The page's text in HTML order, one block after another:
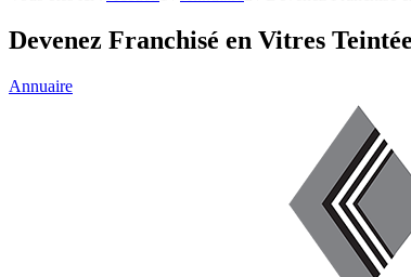
Devenez Franchisé en Vitres
Annuaire